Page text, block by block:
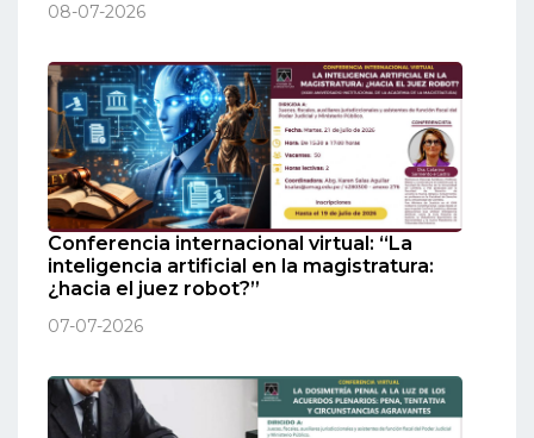
08-07-2026
Conferencia internacional virtual: “La
inteligencia artificial en la magistratura:
¿hacia el juez robot?”
07-07-2026